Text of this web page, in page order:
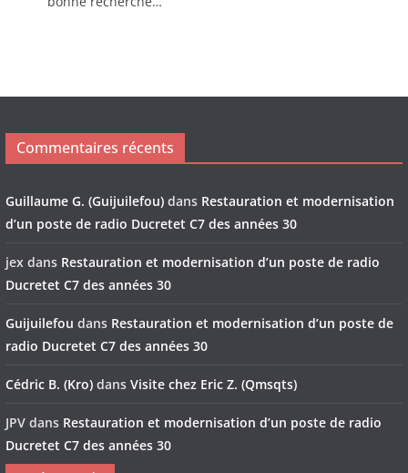
Commentaires récents
Guillaume G. (Guijuilefou) dans Restauration et modernisation
d’un poste de radio Ducretet C7 des années 30
jex dans Restauration et modernisation d’un poste de radio
Ducretet C7 des années 30
Guijuilefou dans Restauration et modernisation d’un poste de
radio Ducretet C7 des années 30
Cédric B. (Kro) dans Visite chez Eric Z. (Qmsqts)
JPV dans Restauration et modernisation d’un poste de radio
Ducretet C7 des années 30